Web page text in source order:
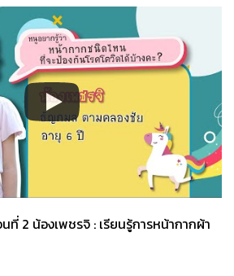
ที่ 2 น้องเพชรจิ : เรียนรู้การหน้ากากผ้า